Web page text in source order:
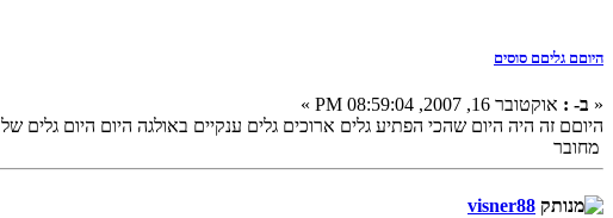
היוםם גליםם סוסים
« ב- : אוקטובר 16, 2007, 08:59:04 PM »
היוםם זה היה היום שהכי הפתיע גלים ארוכים גלים ענקיים באולגה היום היום גלים של 70 ס''מ זה צריך להמישך ככה!!!!
מחובר
visner88